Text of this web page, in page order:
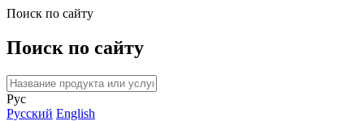
Поиск по сайту
Поиск по сайту
Рус
Русский English